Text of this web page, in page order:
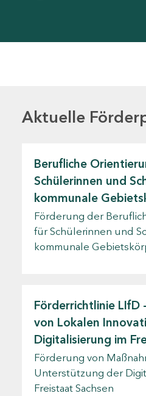
Aktuelle
Berufliche
Schülerinnen und
kommunale
Förderung der
für Schülerinnen und
kommunale
Förderrichtlinie LIfD
von Lokalen
Digitalisierung im
Förderung von
Unterstützung der
Freistaat Sachsen